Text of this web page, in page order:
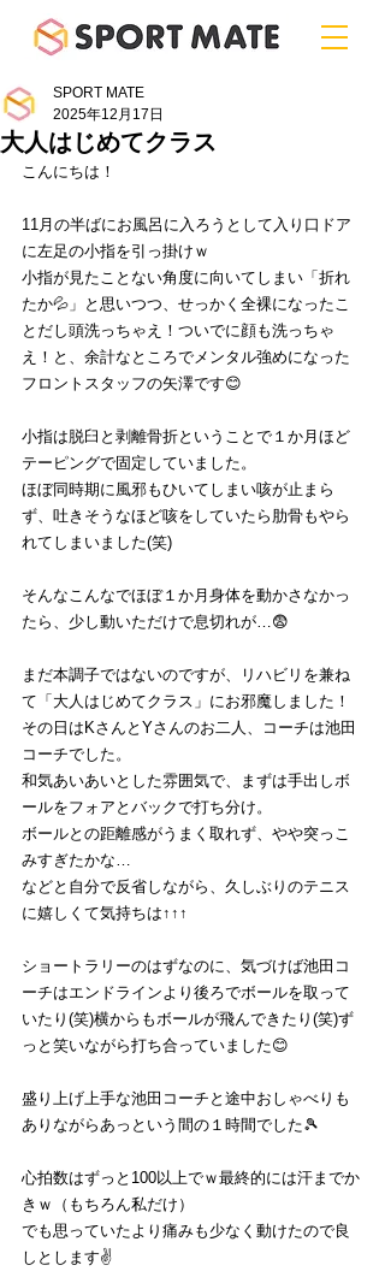
大人はじめてクラス
SPORT MATE
2025年12月17日
こんにちは！
11月の半ばにお風呂に入ろうとして入り口ドア
に左足の小指を引っ掛けｗ
小指が見たことない角度に向いてしまい「折れ
たか💦」と思いつつ、せっかく全裸になったこ
とだし頭洗っちゃえ！ついでに顔も洗っちゃ
え！と、余計なところでメンタル強めになった
フロントスタッフの矢澤です😊
小指は脱臼と剥離骨折ということで１か月ほど
テーピングで固定していました。
ほぼ同時期に風邪もひいてしまい咳が止まら
ず、吐きそうなほど咳をしていたら肋骨もやら
れてしまいました(笑)
そんなこんなでほぼ１か月身体を動かさなかっ
たら、少し動いただけで息切れが…😨
まだ本調子ではないのですが、リハビリを兼ね
て「大人はじめてクラス」にお邪魔しました！
その日はKさんとYさんのお二人、コーチは池田
コーチでした。
和気あいあいとした雰囲気で、まずは手出しボ
ールをフォアとバックで打ち分け。
ボールとの距離感がうまく取れず、やや突っこ
みすぎたかな…
などと自分で反省しながら、久しぶりのテニス
に嬉しくて気持ちは↑↑↑
ショートラリーのはずなのに、気づけば池田コ
ーチはエンドラインより後ろでボールを取って
いたり(笑)横からもボールが飛んできたり(笑)ず
っと笑いながら打ち合っていました😊
盛り上げ上手な池田コーチと途中おしゃべりも
ありながらあっという間の１時間でした🎾
心拍数はずっと100以上でｗ最終的には汗までか
きｗ（もちろん私だけ）
でも思っていたより痛みも少なく動けたので良
しとします✌